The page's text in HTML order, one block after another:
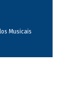
Musicais